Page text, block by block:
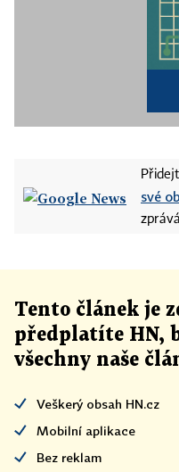
své
Tento článek je
předplatíte HN,
všechny naše
Veškerý obsah HN.cz
Mobilní aplikace
Bez reklam